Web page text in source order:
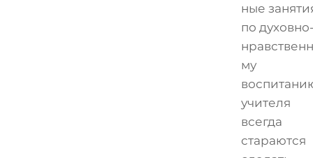
ные
по
му
учителя
всегда
стараются